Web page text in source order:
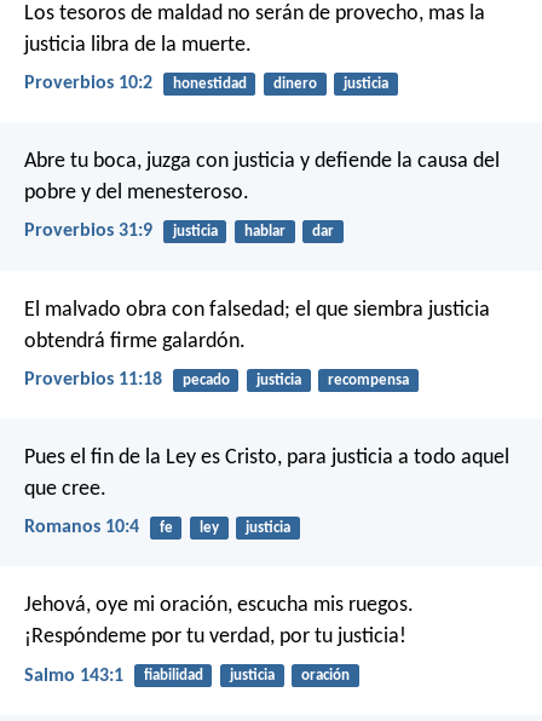
Los tesoros de maldad no serán de provecho, mas la
justicia libra de la muerte.
Proverbios 10:2 honestidad dinero justicia
Abre tu boca, juzga con justicia y defiende la causa del
pobre y del menesteroso.
Proverbios 31:9 justicia hablar dar
El malvado obra con falsedad; el que siembra justicia
obtendrá firme galardón.
Proverbios 11:18 pecado justicia recompensa
Pues el fin de la Ley es Cristo, para justicia a todo aquel
que cree.
Romanos 10:4 fe ley justicia
Jehová, oye mi oración, escucha mis ruegos.
¡Respóndeme por tu verdad, por tu justicia!
Salmo 143:1 fiabilidad justicia oración